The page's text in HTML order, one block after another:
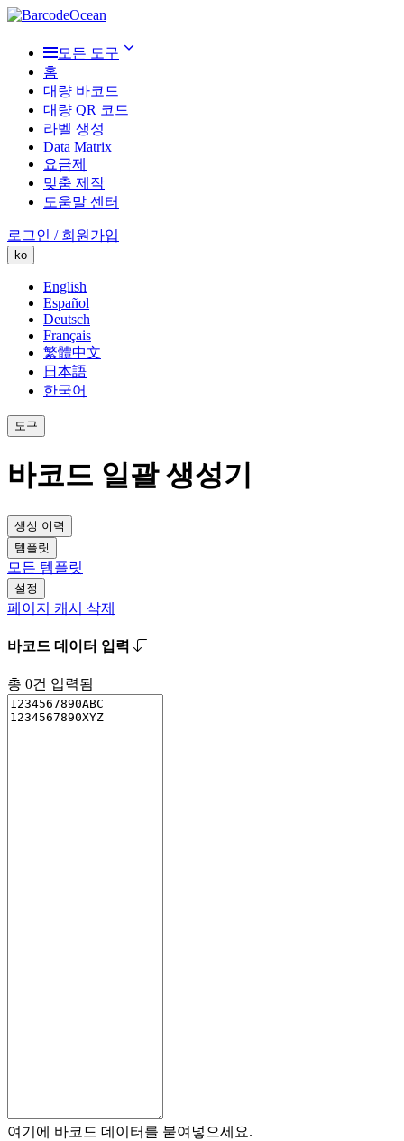
모든 도구
홈
대량 바코드
대량 QR 코드
라벨 생성
Data Matrix
요금제
맞춤 제작
도움말 센터
로그인 / 회원가입
ko
English
Español
Deutsch
Français
繁體中文
日本語
한국어
도구
바코드 일괄 생성기
생성 이력
템플릿
모든 템플릿
설정
페이지 캐시 삭제
바코드 데이터 입력
총 0건 입력됨
여기에 바코드 데이터를 붙여넣으세요.